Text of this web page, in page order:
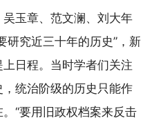
玉章、范文澜、刘大年
研究近三十年的历史”，新
日程。当时学者们关注
统治阶级的历史只能作
“要用旧政权档案来反击